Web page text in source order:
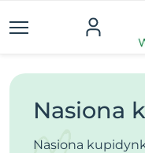
Nasiona
Nasiona